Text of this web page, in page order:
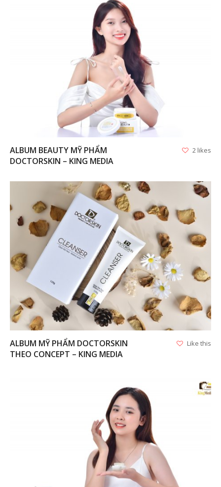
VIEW
ALBUM BEAUTY MỸ PHẨM
DOCTORSKIN – KING MEDIA
2 likes
VIEW
ALBUM MỸ PHẨM DOCTORSKIN
THEO CONCEPT – KING MEDIA
Like this
VIEW